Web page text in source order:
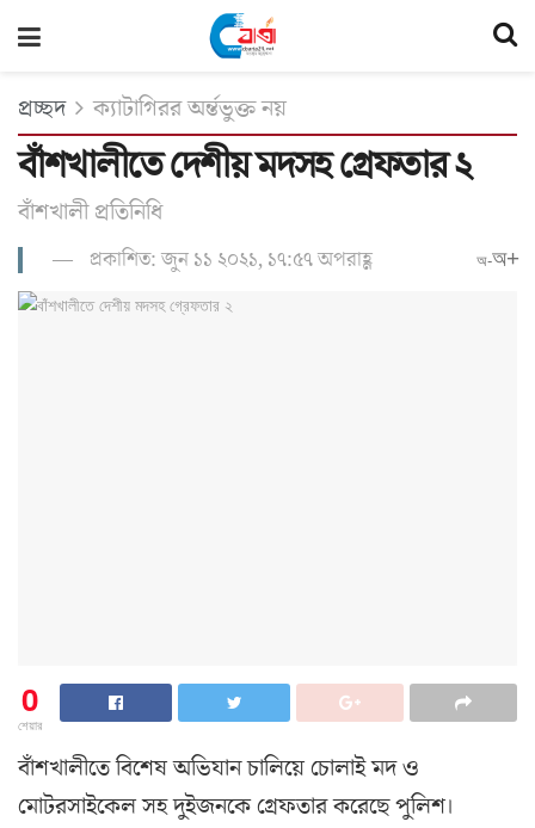
প্রচ্ছদ ক্যাটাগিরর অর্ন্তভুক্ত নয়
বাঁশখালীতে দেশীয় মদসহ গ্রেফতার ২
বাঁশখালী প্রতিনিধি
প্রকাশিত: জুন ১১ ২০২১, ১৭:৫৭ অপরাহ্ণ অ-অ+
0
শেয়ার
বাঁশখালীতে বিশেষ অভিযান চালিয়ে চোলাই মদ ও
মোটরসাইকেল সহ দুইজনকে গ্রেফতার করেছে পুলিশ।